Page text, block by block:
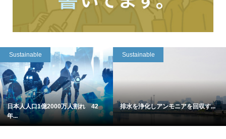
Sustainable
日本人人口1億2000万人割れ 42
年...
Sustainable
排水を浄化しアンモニアを回収す...